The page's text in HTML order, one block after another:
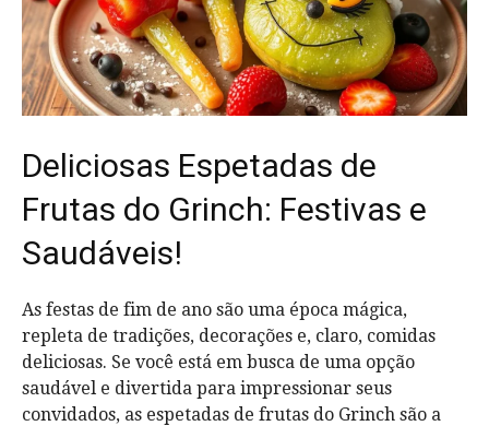
Deliciosas Espetadas de
Frutas do Grinch: Festivas e
Saudáveis!
As festas de fim de ano são uma época mágica,
repleta de tradições, decorações e, claro, comidas
deliciosas. Se você está em busca de uma opção
saudável e divertida para impressionar seus
convidados, as espetadas de frutas do Grinch são a